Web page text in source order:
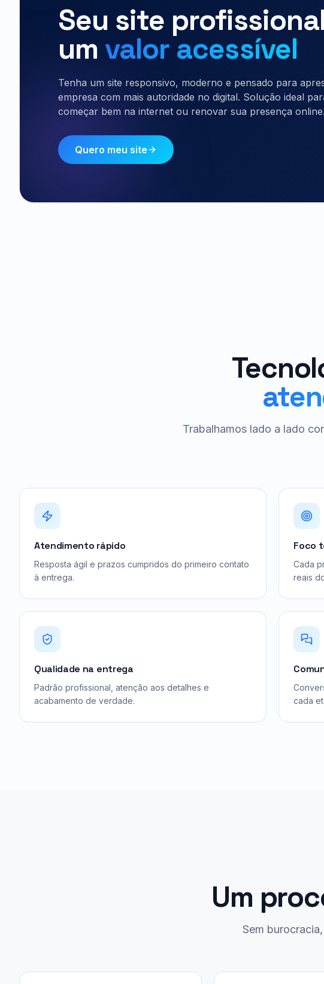
Seu site
um valor acessível
Tenha um site responsivo, moderno e pensado para
empresa com mais autoridade no digital. Solução ideal
começar bem na internet ou renovar sua presença online.
Quero meu site
Trabalhamos lado a lado
Atendimento rápido
Resposta ágil e prazos cumpridos do primeiro contato
à entrega.
Foco
Cada
reais
Qualidade na entrega
Padrão profissional, atenção aos detalhes e
acabamento de verdade.
cada
Um
Sem